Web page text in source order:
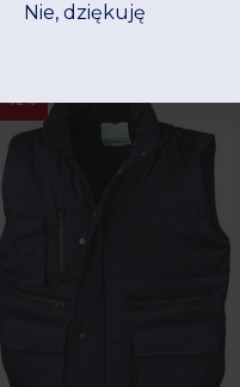
28,28 zł
-42%
Nie, dziękuję